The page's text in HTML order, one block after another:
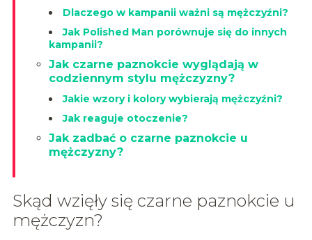
Dlaczego w kampanii ważni są mężczyźni?
Jak Polished Man porównuje się do innych
kampanii?
Jak czarne paznokcie wyglądają w
codziennym stylu mężczyzny?
Jakie wzory i kolory wybierają mężczyźni?
Jak reaguje otoczenie?
Jak zadbać o czarne paznokcie u
mężczyzny?
Skąd wzięły się czarne paznokcie u
mężczyzn?